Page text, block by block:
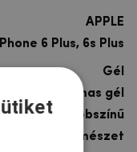
APPLE
6 Plus, 6s Plus
Gél
rugalmas gél
többszínű
Természet